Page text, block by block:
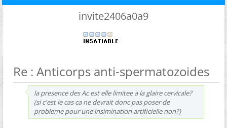
invite2406a0a9
Re : Anticorps anti-spermatozoides
la presence des Ac est elle limitee a la glaire cervicale?
(si c'est le cas ca ne devrait donc pas poser de
probleme pour une insimination artificielle non?)